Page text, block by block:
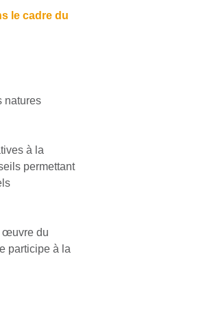
le cadre du
natures
à la
permettant
œuvre du
participe à la